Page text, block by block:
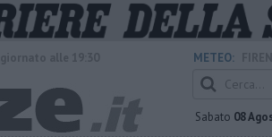
METEO:
Sabato 08